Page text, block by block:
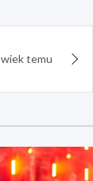
wiek temu